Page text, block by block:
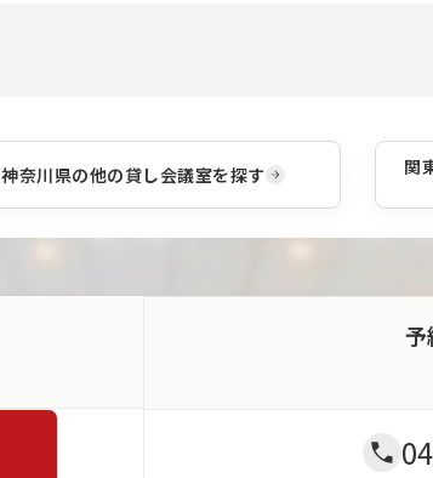
神奈川県の他の貸し会議室を探す 関
予